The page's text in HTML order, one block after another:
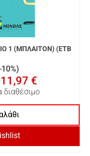
1 (ΜΠΛΑΙΤΟΝ) (ΕΤΒ
11,97 €
διαθέσιμο